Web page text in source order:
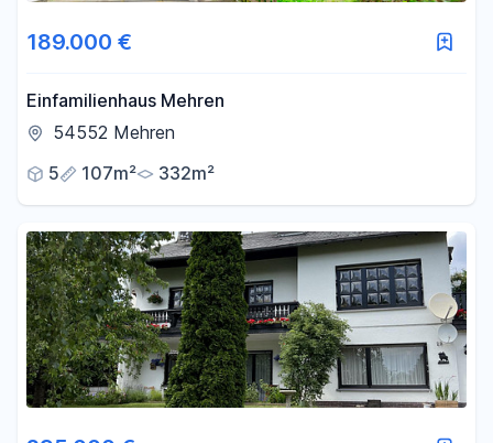
189.000 €
Einfamilienhaus Mehren
54552 Mehren
5
107m² 332m²